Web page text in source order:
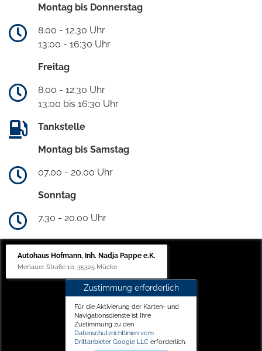
Montag bis Donnerstag
8.00 - 12.30 Uhr
13:00 - 16:30 Uhr
Freitag
8.00 - 12.30 Uhr
13:00 bis 16:30 Uhr
Tankstelle
Montag bis Samstag
07.00 - 20.00 Uhr
Sonntag
7.30 - 20.00 Uhr
Autohaus Hofmann, Inh. Nadja Pappe e.K.
Merlauer Straße 10, 35325 Mücke
Zustimmung erforderlich
Für die Aktivierung der Karten- und
Navigationsdienste ist Ihre
Zustimmung zu den
Datenschutzrichtlinien vom
Drittanbieter Google LLC erforderlich.